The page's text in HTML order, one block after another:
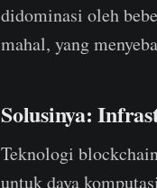
didominasi oleh
mahal, yang
Solusinya:
Teknologi
untuk daya